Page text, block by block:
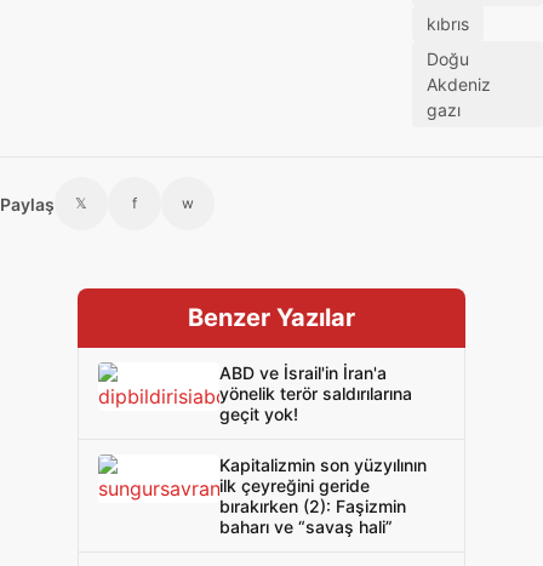
kıbrıs
Doğu
Akdeniz
gazı
Paylaş 𝕏 f w
Benzer Yazılar
ABD ve İsrail'in İran'a
yönelik terör saldırılarına
geçit yok!
Kapitalizmin son yüzyılının
ilk çeyreğini geride
bırakırken (2): Faşizmin
baharı ve “savaş hali”